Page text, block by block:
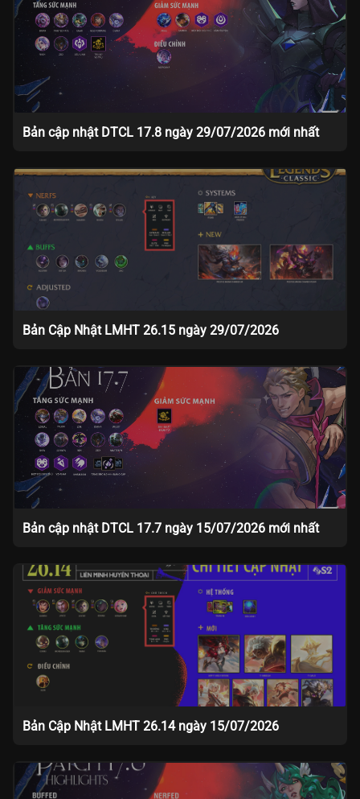
Bản cập nhật DTCL 17.8 ngày 29/07/2026 mới nhất
Bản Cập Nhật LMHT 26.15 ngày 29/07/2026
Bản cập nhật DTCL 17.7 ngày 15/07/2026 mới nhất
Bản Cập Nhật LMHT 26.14 ngày 15/07/2026